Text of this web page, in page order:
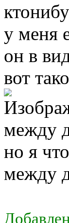
у меня
он в
вот
между
но я
между